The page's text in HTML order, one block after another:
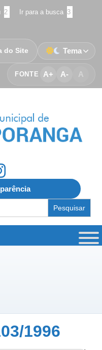
2 Ir para a busca 3
FONTE A+ A- A
do Site Tema
1996